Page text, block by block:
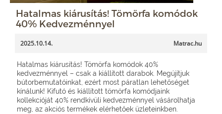
Hatalmas kiárusítás! Tömörfa komódok
40% Kedvezménnyel
2025.10.14. Matrac.hu
Hatalmas kiárusítás! Tömörfa komódok 40%
kedvezménnyel – csak a kiállított darabok. Megújítjuk
bútorbemutatóinkat, ezért most páratlan lehetőséget
kínálunk! Kifutó és kiállított tömörfa komódjaink
kollekcióját 40% rendkívüli kedvezménnyel vásárolhatja
meg, az akciós termékek elérhetőek üzleteinkben.